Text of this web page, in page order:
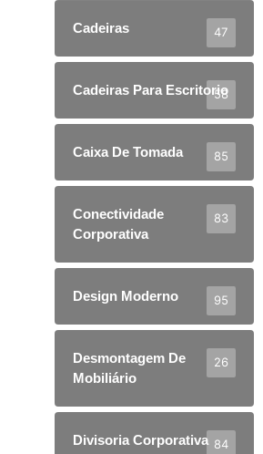
Cadeiras 47
Cadeiras Para Escritorio
58
Caixa De Tomada 85
Conectividade
Corporativa
83
Design Moderno 95
Desmontagem De
Mobiliário
26
Divisoria Corporativa 84